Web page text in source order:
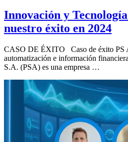
Innovación y
nuestro éxito en 2024
CASO DE ÉXITO Caso de éxito PS
automatización e información
S.A. (PSA) es una empresa …